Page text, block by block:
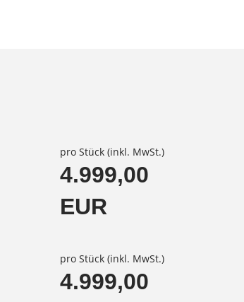
pro Stück (inkl. MwSt.)
4.999,00
EUR
pro Stück (inkl. MwSt.)
4.999,00